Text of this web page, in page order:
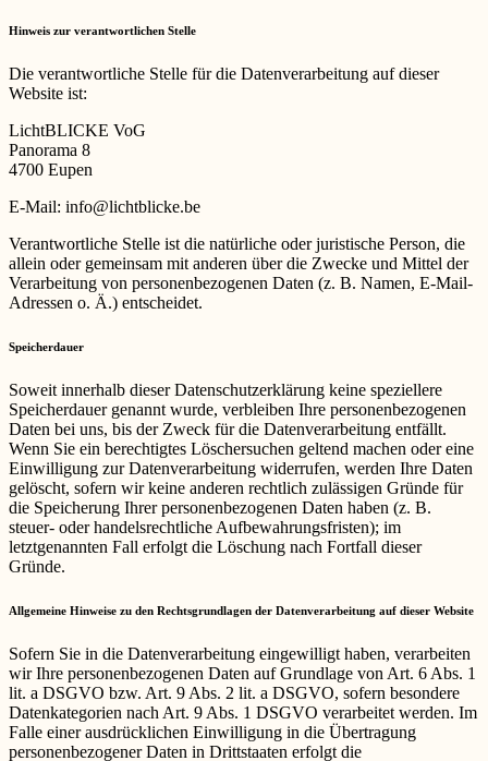
Hinweis zur verantwortlichen Stelle
Die verantwortliche Stelle für die Datenverarbeitung auf dieser
Website ist:
LichtBLICKE VoG
Panorama 8
4700 Eupen
E-Mail: info@lichtblicke.be
Verantwortliche Stelle ist die natürliche oder juristische Person, die
allein oder gemeinsam mit anderen über die Zwecke und Mittel der
Verarbeitung von personenbezogenen Daten (z. B. Namen, E-Mail-
Adressen o. Ä.) entscheidet.
Speicherdauer
Soweit innerhalb dieser Datenschutzerklärung keine speziellere
Speicherdauer genannt wurde, verbleiben Ihre personenbezogenen
Daten bei uns, bis der Zweck für die Datenverarbeitung entfällt.
Wenn Sie ein berechtigtes Löschersuchen geltend machen oder eine
Einwilligung zur Datenverarbeitung widerrufen, werden Ihre Daten
gelöscht, sofern wir keine anderen rechtlich zulässigen Gründe für
die Speicherung Ihrer personenbezogenen Daten haben (z. B.
steuer- oder handelsrechtliche Aufbewahrungsfristen); im
letztgenannten Fall erfolgt die Löschung nach Fortfall dieser
Gründe.
Allgemeine Hinweise zu den Rechtsgrundlagen der Datenverarbeitung auf dieser Website
Sofern Sie in die Datenverarbeitung eingewilligt haben, verarbeiten
wir Ihre personenbezogenen Daten auf Grundlage von Art. 6 Abs. 1
lit. a DSGVO bzw. Art. 9 Abs. 2 lit. a DSGVO, sofern besondere
Datenkategorien nach Art. 9 Abs. 1 DSGVO verarbeitet werden. Im
Falle einer ausdrücklichen Einwilligung in die Übertragung
personenbezogener Daten in Drittstaaten erfolgt die